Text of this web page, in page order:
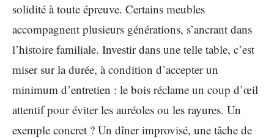
solidité à toute épreuve. Certains meubles
accompagnent plusieurs générations, s’ancrant dans
l’histoire familiale. Investir dans une telle table, c’est
miser sur la durée, à condition d’accepter un
minimum d’entretien : le bois réclame un coup d’œil
attentif pour éviter les auréoles ou les rayures. Un
exemple concret ? Un dîner improvisé, une tâche de